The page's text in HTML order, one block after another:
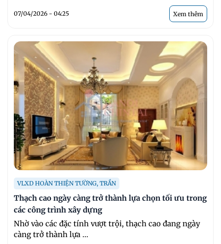
07/04/2026 - 04:25 Xem thêm
VLXD HOÀN THIỆN TƯỜNG, TRẦN
Thạch cao ngày càng trở thành lựa chọn tối ưu trong
các công trình xây dựng
Nhờ vào các đặc tính vượt trội, thạch cao đang ngày
càng trở thành lựa ...